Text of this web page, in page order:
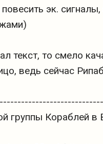
эк.
текст, то смело
ведь сейчас
группы Кораблей в